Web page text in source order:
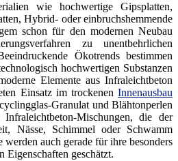
wie hochwertige Gipsplatten,
Hybrid- oder einbruchshemmende
schon für den modernen Neubau
zu unentbehrlichen
Ökotrends bestimmen
hochwertigen Substanzen
Elemente aus Infraleichtbeton
Einsatz im trockenen Innenausbau
Granulat und Blähtonperlen
Mischungen, die der
Nässe, Schimmel oder Schwamm
auch gerade für ihre besonders
Eigenschaften geschätzt.